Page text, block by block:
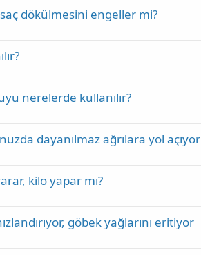
saç dökülmesini engeller mi?
nerelerde kullanılır?
dayanılmaz ağrılara yol açıyor
kilo yapar mı?
göbek yağlarını eritiyor